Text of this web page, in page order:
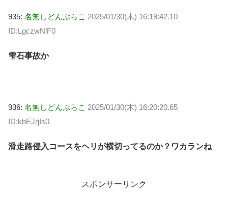
935: 名無しどんぶらこ 2025/01/30(木) 16:19:42.10
ID:LgczwNlF0
雫石事故か
936: 名無しどんぶらこ 2025/01/30(木) 16:20:20.65
ID:kbEJrjIs0
滑走路侵入コースをヘリが横切ってるのか？ワカランね
スポンサーリンク